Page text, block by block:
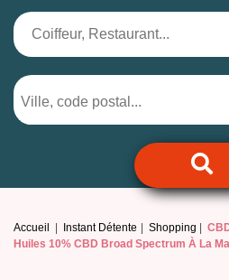
Accueil Instant Détente Shopping
Huiles 10% CBD Broad Spectrum À La